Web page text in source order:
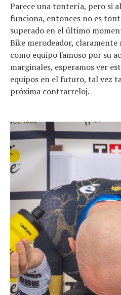
Parece una tontería, pero si
funciona, entonces no es
superado en el último
Bike merodeador,
como equipo famoso por su
marginales, esperamos ver
equipos en el futuro, tal vez
próxima contrarreloj.